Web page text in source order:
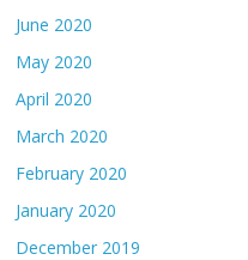
June 2020
May 2020
April 2020
March 2020
February 2020
January 2020
December 2019